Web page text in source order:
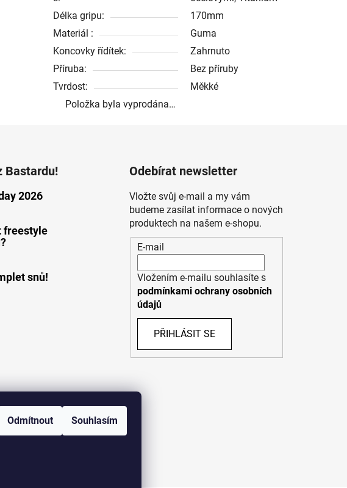
Odmítnout Souhlasím
Délka gripu:
170mm
Materiál :
Guma
Koncovky řídítek:
Zahrnuto
Příruba:
Bez příruby
Tvrdost:
Měkké
Položka byla vyprodána…
Bastardu!
2026
freestyle
snů!
Odebírat newsletter
Vložte svůj e-mail a my vám
budeme zasílat informace o nových
produktech na našem e-shopu.
E-mail
Vložením e-mailu souhlasíte s
podmínkami ochrany osobních
údajů
PŘIHLÁSIT SE